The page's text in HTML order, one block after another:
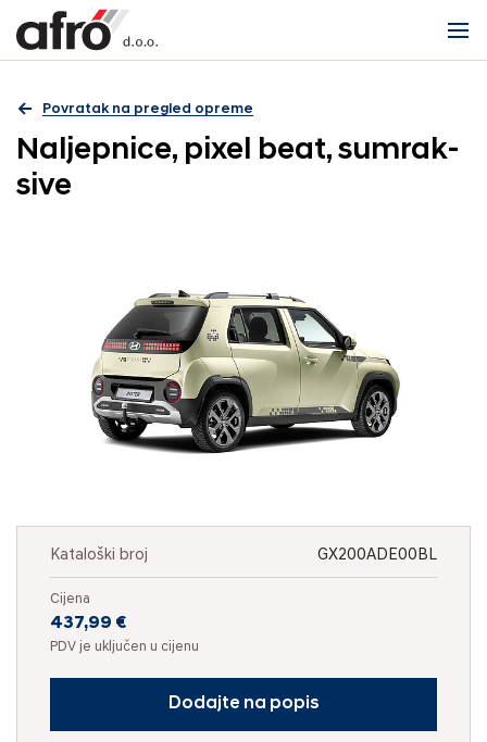
Povratak na pregled opreme
Naljepnice, pixel beat, sumrak-
sive
Kataloški broj GX200ADE00BL
Cijena
437,99 €
PDV je uključen u cijenu
Dodajte na popis